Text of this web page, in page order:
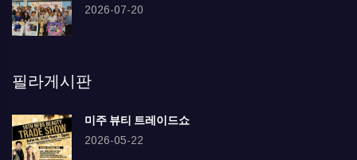
2026-07-20
필라게시판
미주 뷰티 트레이드쇼
2026-05-22